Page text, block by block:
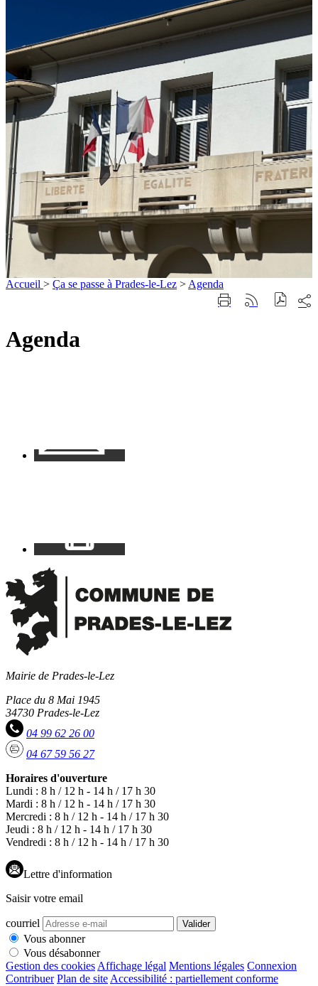
Accueil > Ça se passe à Prades-le-Lez > Agenda
ImprimerGénérer
sur
Agenda
Mairie de Prades-le-Lez
Place du 8 Mai 1945
34730 Prades-le-Lez
04 99 62 26 00
04 67 59 56 27
Horaires d'ouverture
Lundi : 8 h / 12 h - 14 h / 17 h 30
Mardi : 8 h / 12 h - 14 h / 17 h 30
Mercredi : 8 h / 12 h - 14 h / 17 h 30
Jeudi : 8 h / 12 h - 14 h / 17 h 30
Vendredi : 8 h / 12 h - 14 h / 17 h 30
Lettre d'information
Saisir votre email
courriel Valider
Vous abonner
Vous désabonner
Gestion des cookies Affichage légal Mentions légales Connexion
Contribuer Plan de site Accessibilité : partiellement conforme